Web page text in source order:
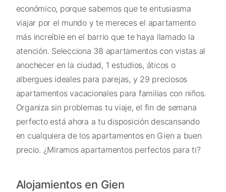
económico, porque sabemos que te entusiasma
viajar por el mundo y te mereces el apartamento
más increíble en el barrio que te haya llamado la
atención. Selecciona 38 apartamentos con vistas al
anochecer en la ciudad, 1 estudios, áticos o
albergues ideales para parejas, y 29 preciosos
apartamentos vacacionales para familias con niños.
Organiza sin problemas tu viaje, el fin de semana
perfecto está ahora a tu disposición descansando
en cualquiera de los apartamentos en Gien a buen
precio. ¿Miramos apartamentos perfectos para ti?
Alojamientos en Gien